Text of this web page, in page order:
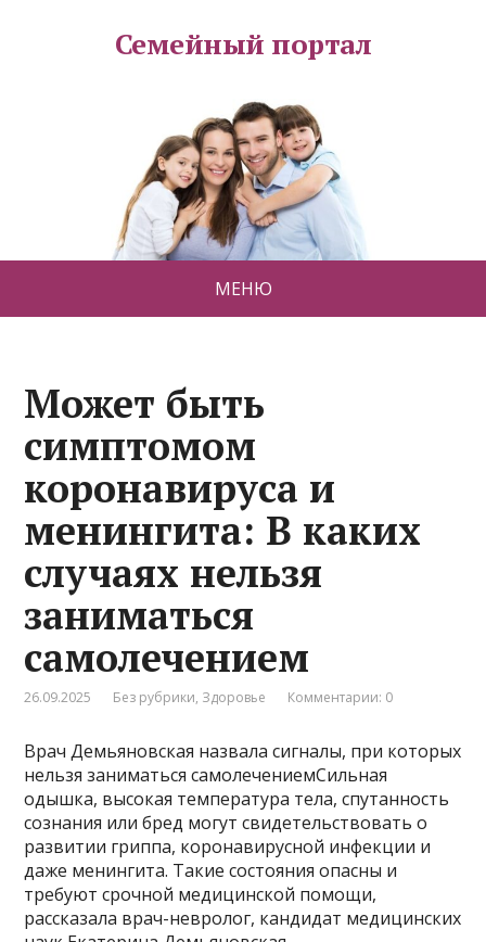
Семейный портал
МЕНЮ
Может быть
симптомом
коронавируса и
менингита: В каких
случаях нельзя
заниматься
самолечением
26.09.2025 Без рубрики, Здоровье Комментарии: 0
Врач Демьяновская назвала сигналы, при которых
нельзя заниматься самолечениемСильная
одышка, высокая температура тела, спутанность
сознания или бред могут свидетельствовать о
развитии гриппа, коронавирусной инфекции и
даже менингита. Такие состояния опасны и
требуют срочной медицинской помощи,
рассказала врач-невролог, кандидат медицинских